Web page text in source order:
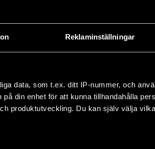
Reklaminställningar
data, som t.ex. ditt IP-nummer, och
din enhet för att kunna tillhandahålla
produktutveckling. Du kan själv välja
och om pågående forskning.